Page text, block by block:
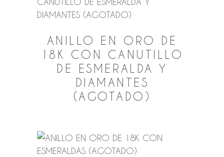
ANILLO EN ORO DE
18K CON CANUTILLO
DE ESMERALDA Y
DIAMANTES
(AGOTADO)